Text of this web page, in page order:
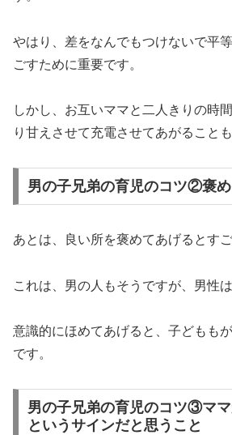
やはり、差をなんでもつけないで平
ごすために重要です。
しかし、お互いママと二人きりの時
り甘えさせて充電させてあがること
男の子兄弟の育児のコツ②褒
あとは、良い所を褒めてあげるとす
これは、男の人もそうですが、男性
意識的にほめてあげると、子どもも
です。
男の子兄弟の育児のコツ③マ
というサインだと思うこと